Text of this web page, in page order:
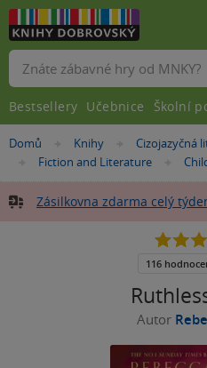
Nacházíte
Domů »Knihy »Cizojazyčná
»Fiction and Literature »
Zásilkovna zdarma celý
Autor
4.5
5
116
Vyhledávání
Bestsellery Učebnice Školní